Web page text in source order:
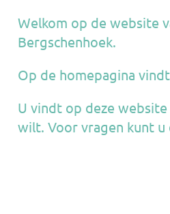
Welkom op de website
Bergschenhoek.
Op de homepagina
U vindt op deze
wilt. Voor vragen kunt